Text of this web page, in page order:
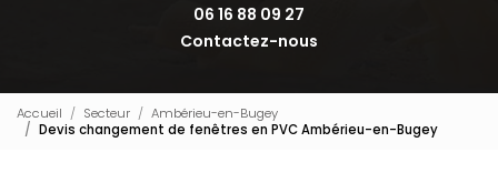
06 16 88 09 27
Contactez-nous
Accueil Secteur
Ambérieu-en-Bugey
Devis changement de fenêtres en PVC Ambérieu-en-Bugey